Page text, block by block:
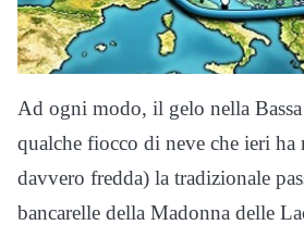
Ad ogni modo, il gelo nella
qualche fiocco di neve che ieri ha
davvero fredda) la tradizionale
bancarelle della Madonna delle